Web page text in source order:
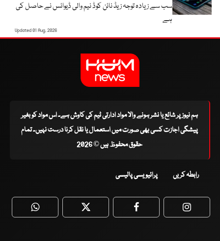
سب سے زیادہ توجہ زیڈ نائن کوڈ نیم والی ڈیوائس نے حاصل کی
ہے
Updated 01 Aug, 2026
ہم نیوز پر شائع یا نشر ہونے والا مواد ادارتی ٹیم کی کاوش ہے۔ اس مواد کو بغیر
پیشگی اجازت کسی بھی صورت میں استعمال یا نقل کرنا درست نہیں۔ تمام
حقوق محفوظ ہیں © 2026
رابطہ کریں پرائیویسی پالیسی
WhatsApp Twitter Facebook